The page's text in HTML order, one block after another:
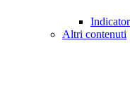
Altri contenuti